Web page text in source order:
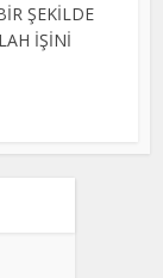
ŞEKİLDE
İŞİNİ